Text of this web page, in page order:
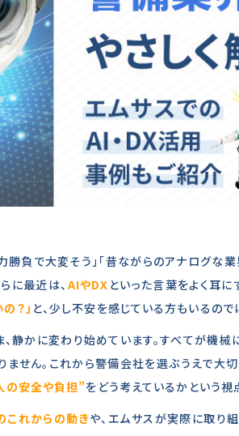
勝負で大変そう」「昔ながらのアナログな
に最近は、 AIやDX といった言葉をよく耳に
？」 と、少し不安を感じている方もいるので
静かに変わり始めています。すべてが機
せん。これから警備会社を選ぶうえで大切
の安全や負担”をどう考えているかという視
これからの動きや、エムサスが実際に取り